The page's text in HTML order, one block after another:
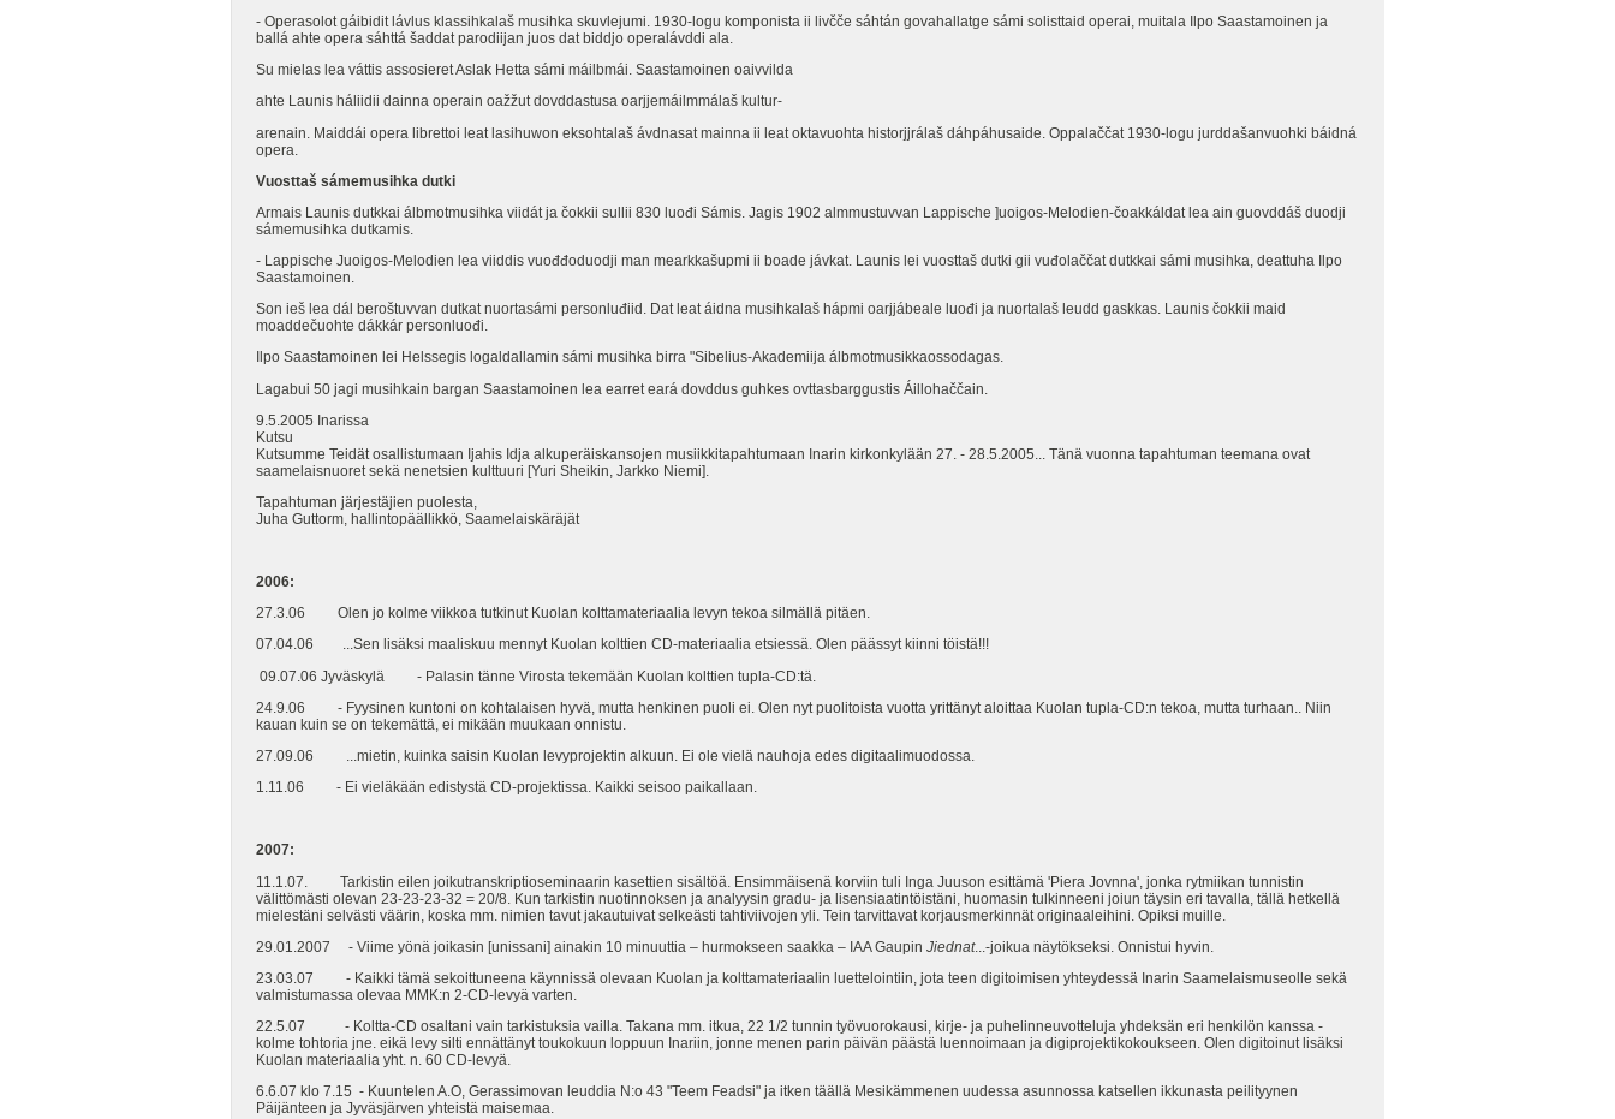
- Operasolot gáibidit lávlus klassihkalaš musihka skuvlejumi. 1930-logu komponista ii livčče sáhtán govahallatge sámi solisttaid operai, muitala Ilpo Saastamoinen ja
ballá ahte opera sáhttá šaddat parodiijan juos dat biddjo operalávddi ala.
Su mielas lea váttis assosieret Aslak Hetta sámi máilbmái. Saastamoinen oaivvilda
ahte Launis háliidii dainna operain oažžut dovddastusa oarjjemáilmmálaš kultur-
arenain. Maiddái opera librettoi leat lasihuwon eksohtalaš ávdnasat mainna ii leat oktavuohta historjjrálaš dáhpáhusaide. Oppalaččat 1930-logu jurddašanvuohki báidná
opera.
Vuosttaš sámemusihka dutki
Armais Launis dutkkai álbmotmusihka viidát ja čokkii sullii 830 luođi Sámis. Jagis 1902 almmustuvvan Lappische ]uoigos-Melodien-čoakkáldat lea ain guovddáš duodji
sámemusihka dutkamis.
- Lappische Juoigos-Melodien lea viiddis vuođđoduodji man mearkkašupmi ii boade jávkat. Launis lei vuosttaš dutki gii vuđolaččat dutkkai sámi musihka, deattuha Ilpo
Saastamoinen.
Son ieš lea dál beroštuvvan dutkat nuortasámi personluđiid. Dat leat áidna musihkalaš hápmi oarjjábeale luođi ja nuortalaš leudd gaskkas. Launis čokkii maid
moaddečuohte dákkár personluođi.
Ilpo Saastamoinen lei Helssegis logaldallamin sámi musihka birra "Sibelius-Akademiija álbmotmusikkaossodagas.
Lagabui 50 jagi musihkain bargan Saastamoinen lea earret eará dovddus guhkes ovttasbarggustis Áillohaččain.
9.5.2005 Inarissa
Kutsu
Kutsumme Teidät osallistumaan Ijahis Idja alkuperäiskansojen musiikkitapahtumaan Inarin kirkonkylään 27. - 28.5.2005... Tänä vuonna tapahtuman teemana ovat
saamelaisnuoret sekä nenetsien kulttuuri [Yuri Sheikin, Jarkko Niemi].
Tapahtuman järjestäjien puolesta,
Juha Guttorm, hallintopäällikkö, Saamelaiskäräjät
2006:
27.3.06 Olen jo kolme viikkoa tutkinut Kuolan kolttamateriaalia levyn tekoa silmällä pitäen.
07.04.06 ...Sen lisäksi maaliskuu mennyt Kuolan kolttien CD-materiaalia etsiessä. Olen päässyt kiinni töistä!!!
09.07.06 Jyväskylä - Palasin tänne Virosta tekemään Kuolan kolttien tupla-CD:tä.
24.9.06 - Fyysinen kuntoni on kohtalaisen hyvä, mutta henkinen puoli ei. Olen nyt puolitoista vuotta yrittänyt aloittaa Kuolan tupla-CD:n tekoa, mutta turhaan.. Niin
kauan kuin se on tekemättä, ei mikään muukaan onnistu.
27.09.06 ...mietin, kuinka saisin Kuolan levyprojektin alkuun. Ei ole vielä nauhoja edes digitaalimuodossa.
1.11.06 - Ei vieläkään edistystä CD-projektissa. Kaikki seisoo paikallaan.
2007:
11.1.07. Tarkistin eilen joikutranskriptioseminaarin kasettien sisältöä. Ensimmäisenä korviin tuli Inga Juuson esittämä 'Piera Jovnna', jonka rytmiikan tunnistin
välittömästi olevan 23-23-23-32 = 20/8. Kun tarkistin nuotinnoksen ja analyysin gradu- ja lisensiaatintöistäni, huomasin tulkinneeni joiun täysin eri tavalla, tällä hetkellä
mielestäni selvästi väärin, koska mm. nimien tavut jakautuivat selkeästi tahtiviivojen yli. Tein tarvittavat korjausmerkinnät originaaleihini. Opiksi muille.
29.01.2007 - Viime yönä joikasin [unissani] ainakin 10 minuuttia – hurmokseen saakka – IAA Gaupin Jiednat...-joikua näytökseksi. Onnistui hyvin.
23.03.07 - Kaikki tämä sekoittuneena käynnissä olevaan Kuolan ja kolttamateriaalin luettelointiin, jota teen digitoimisen yhteydessä Inarin Saamelaismuseolle sekä
valmistumassa olevaa MMK:n 2-CD-levyä varten.
22.5.07 - Koltta-CD osaltani vain tarkistuksia vailla. Takana mm. itkua, 22 1/2 tunnin työvuorokausi, kirje- ja puhelinneuvotteluja yhdeksän eri henkilön kanssa -
kolme tohtoria jne. eikä levy silti ennättänyt toukokuun loppuun Inariin, jonne menen parin päivän päästä luennoimaan ja digiprojektikokoukseen. Olen digitoinut lisäksi
Kuolan materiaalia yht. n. 60 CD-levyä.
6.6.07 klo 7.15 - Kuuntelen A.O, Gerassimovan leuddia N:o 43 "Teem Feadsi" ja itken täällä Mesikämmenen uudessa asunnossa katsellen ikkunasta peilityynen
Päijänteen ja Jyväsjärven yhteistä maisemaa.